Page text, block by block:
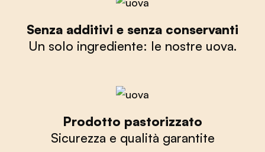
Senza additivi e senza conservanti
Un solo ingrediente: le nostre uova.
Prodotto pastorizzato
Sicurezza e qualità garantite